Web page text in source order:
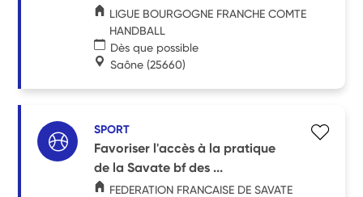
LIGUE BOURGOGNE FRANCHE COMTE
HANDBALL
Dès que possible
Saône (25660)
SPORT
Favoriser l'accès à la pratique
de la Savate bf des ...
FEDERATION FRANCAISE DE SAVATE